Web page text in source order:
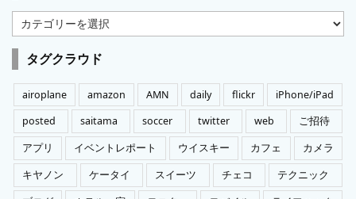
テ
ゴ
ー
タグクラウド
airoplane amazon AMN daily flickr
iPhone/iPad
posted
saitama soccer twitter web
ご招待
アプリ
イベントレポート ウイスキー カフェ
カメラ
キヤノン
ケータイ スイーツ チェコ
テクニック